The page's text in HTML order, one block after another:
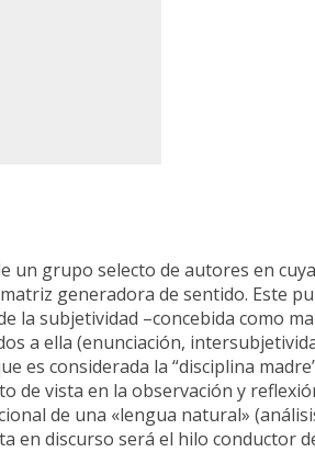
un grupo selecto de autores en
generadora de sentido. Este
la subjetividad –concebida como
a ella (enunciación,
es considerada la “disciplina
de vista en la observación y
de una «lengua natural»
en discurso será el hilo conductor